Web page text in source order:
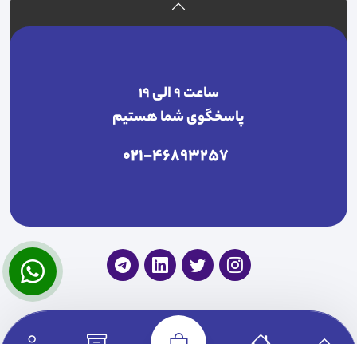
ساعت ۹ الی ۱۹
پاسخگوی شما هستیم
021-46893257